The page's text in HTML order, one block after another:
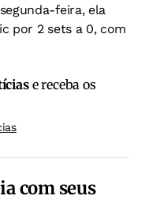
feira, ela
por 2 sets a 0, com
e receba os
com seus